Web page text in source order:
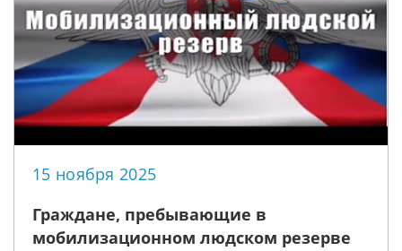
15 ноября 2025
Граждане, пребывающие в
мобилизационном людском резерве